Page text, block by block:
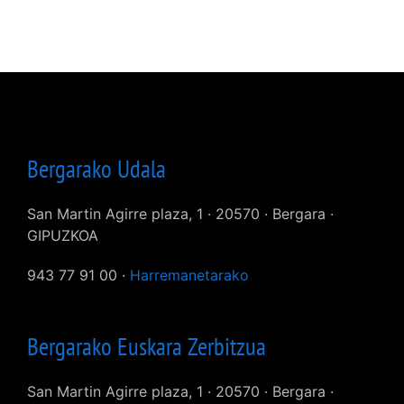
Bergarako Udala
San Martin Agirre plaza, 1 · 20570 · Bergara ·
GIPUZKOA
943 77 91 00 · Harremanetarako
Bergarako Euskara Zerbitzua
San Martin Agirre plaza, 1 · 20570 · Bergara ·